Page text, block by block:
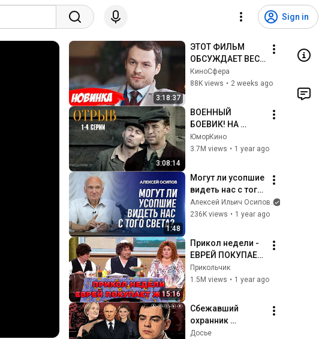
Sign in
3:18:37
ЭТОТ ФИЛЬМ
ОБСУЖДАЕТ ВЕСЬ
ИНТЕРНЕТ!
СМОТРЕТЬ ВСЕМ! |
найденыш
КиноCфера
88K views • 2 weeks ago
3:08:14
ВОЕННЫЙ
БОЕВИК! НА
РЕАЛЬНЫХ
СОБЫТИЯХ!
ЮморКино
3.7M views • 1 year ago
1:48
Могут ли усопшие
видеть нас с того
света? / А.И.
Осипов
Алексей Ильич Осипов
236K views • 1 year ago
15:16
Прикол недели -
ЕВРЕЙ ПОКУПАЕТ
ЖЕНУ!!
Прикольчик
1.5M views • 1 year ago
Сбежавший
охранник
президента.
Досье